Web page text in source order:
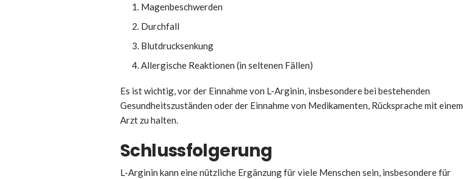
Magenbeschwerden
Durchfall
Blutdrucksenkung
Allergische Reaktionen (in seltenen Fällen)
Es ist wichtig, vor der Einnahme von L-Arginin, insbesondere bei bestehenden
Gesundheitszuständen oder der Einnahme von Medikamenten, Rücksprache mit einem
Arzt zu halten.
Schlussfolgerung
L-Arginin kann eine nützliche Ergänzung für viele Menschen sein, insbesondere für